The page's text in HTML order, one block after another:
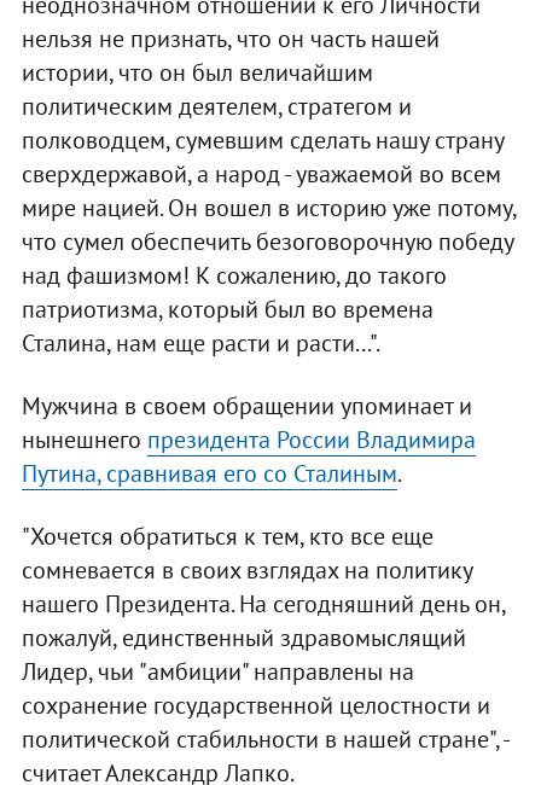
нельзя не признать, что он часть нашей
истории, что он был величайшим
политическим деятелем, стратегом и
полководцем, сумевшим сделать нашу страну
сверхдержавой, а народ - уважаемой во всем
мире нацией. Он вошел в историю уже потому,
что сумел обеспечить безоговорочную победу
над фашизмом! К сожалению, до такого
патриотизма, который был во времена
Сталина, нам еще расти и расти...".
Мужчина в своем обращении упоминает и
нынешнего президента России Владимира
Путина, сравнивая его со Сталиным.
"Хочется обратиться к тем, кто все еще
сомневается в своих взглядах на политику
нашего Президента. На сегодняшний день он,
пожалуй, единственный здравомыслящий
Лидер, чьи "амбиции" направлены на
сохранение государственной целостности и
политической стабильности в нашей стране", -
считает Александр Лапко.